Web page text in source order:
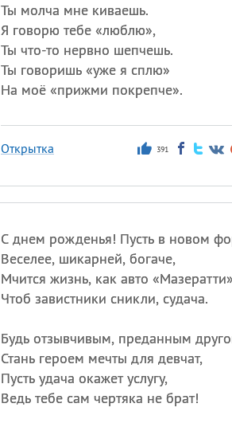
Ты молча мне киваешь.
Я говорю тебе «люблю»,
Ты что-то нервно шепчешь.
Ты говоришь «уже я сплю»
На моё «прижми покрепче».
Открытка 391
С днем рожденья! Пусть в новом
Веселее, шикарней, богаче,
Мчится жизнь, как авто
Чтоб завистники сникли, судача.
Будь отзывчивым, преданным
Стань героем мечты для девчат,
Пусть удача окажет услугу,
Ведь тебе сам чертяка не брат!